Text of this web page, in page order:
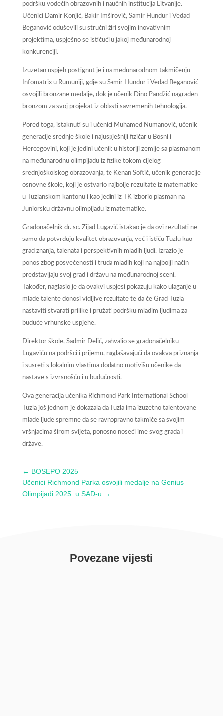
podršku vodećih obrazovnih i naučnih institucija Litvanije.
Učenici Damir Konjić, Bakir Imširović, Samir Hundur i Vedad
Beganović oduševili su stručni žiri svojim inovativnim
projektima, uspješno se ističući u jakoj međunarodnoj
konkurenciji.
Izuzetan uspjeh postignut je i na međunarodnom takmičenju
Infomatrix u Rumuniji, gdje su Samir Hundur i Vedad Beganović
osvojili bronzane medalje, dok je učenik Dino Pandžić nagrađen
bronzom za svoj projekat iz oblasti savremenih tehnologija.
Pored toga, istaknuti su i učenici Muhamed Numanović, učenik
generacije srednje škole i najuspješniji fizičar u Bosni i
Hercegovini, koji je jedini učenik u historiji zemlje sa plasmanom
na međunarodnu olimpijadu iz fizike tokom cijelog
srednjoškolskog obrazovanja, te Kenan Softić, učenik generacije
osnovne škole, koji je ostvario najbolje rezultate iz matematike
u Tuzlanskom kantonu i kao jedini iz TK izborio plasman na
Juniorsku državnu olimpijadu iz matematike.
Gradonačelnik dr. sc. Zijad Lugavić istakao je da ovi rezultati ne
samo da potvrđuju kvalitet obrazovanja, već i ističu Tuzlu kao
grad znanja, talenata i perspektivnih mladih ljudi. Izrazio je
ponos zbog posvećenosti i truda mladih koji na najbolji način
predstavljaju svoj grad i državu na međunarodnoj sceni.
Također, naglasio je da ovakvi uspjesi pokazuju kako ulaganje u
mlade talente donosi vidljive rezultate te da će Grad Tuzla
nastaviti stvarati prilike i pružati podršku mladim ljudima za
buduće vrhunske uspjehe.
Direktor škole, Sadmir Delić, zahvalio se gradonačelniku
Lugaviću na podršci i prijemu, naglašavajući da ovakva priznanja
i susreti s lokalnim vlastima dodatno motivišu učenike da
nastave s izvrsnošću i u budućnosti.
Ova generacija učenika Richmond Park International School
Tuzla još jednom je dokazala da Tuzla ima izuzetno talentovane
mlade ljude spremne da se ravnopravno takmiče sa svojim
vršnjacima širom svijeta, ponosno noseći ime svog grada i
države.
← BOSEPO 2025
Učenici Richmond Parka osvojili medalje na Genius
Olimpijadi 2025. u SAD-u →
Povezane vijesti